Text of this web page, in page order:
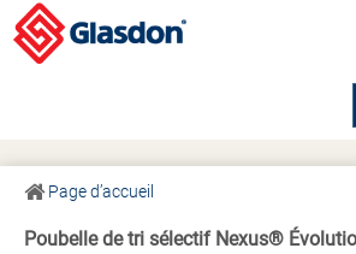
Page d’accueil
Poubelle de tri sélectif Nexus®